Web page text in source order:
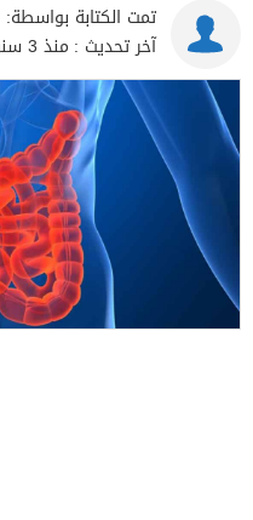
تمت الكتابة بواسطة:
آخر تحديث : منذ 3 سنوات